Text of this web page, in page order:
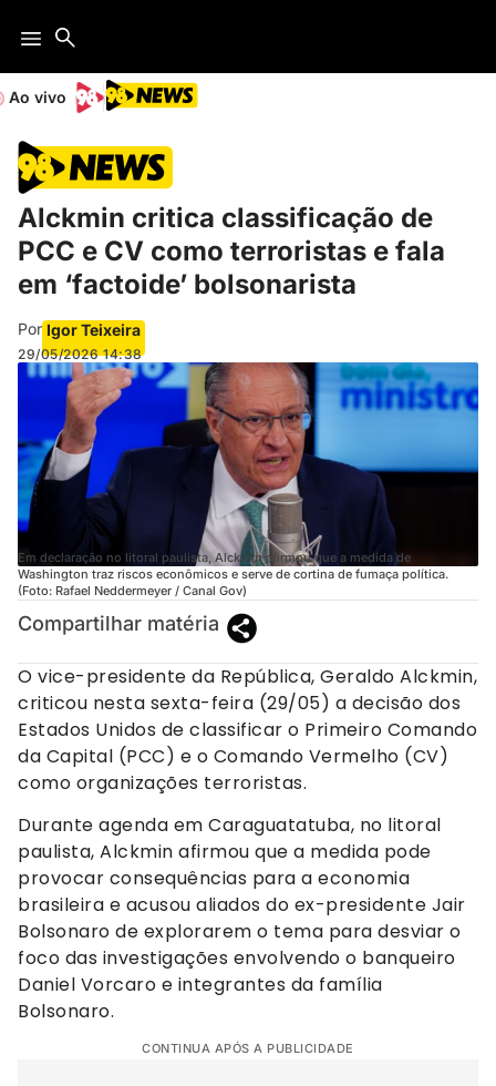
Ao vivo
Alckmin critica classificação de
PCC e CV como terroristas e fala
em ‘factoide’ bolsonarista
Por Igor Teixeira
29/05/2026 14:38
Em declaração no litoral paulista, Alckmin afirmou que a medida de
Washington traz riscos econômicos e serve de cortina de fumaça política.
(Foto: Rafael Neddermeyer / Canal Gov)
Compartilhar matéria
O vice-presidente da República, Geraldo Alckmin,
criticou nesta sexta-feira (29/05) a decisão dos
Estados Unidos de classificar o Primeiro Comando
da Capital (PCC) e o Comando Vermelho (CV)
como organizações terroristas.
Durante agenda em Caraguatatuba, no litoral
paulista, Alckmin afirmou que a medida pode
provocar consequências para a economia
brasileira e acusou aliados do ex-presidente Jair
Bolsonaro de explorarem o tema para desviar o
foco das investigações envolvendo o banqueiro
Daniel Vorcaro e integrantes da família
Bolsonaro.
CONTINUA APÓS A PUBLICIDADE